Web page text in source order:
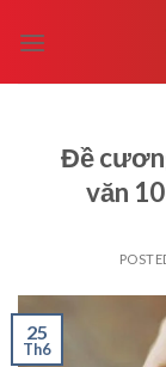
Đề
văn
25
Th6